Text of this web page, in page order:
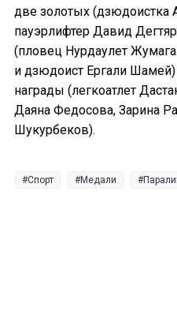
две золотых (дзюдоистка
пауэрлифтер Давид
(пловец Нурдаулет
и дзюдоист Ергали
награды (легкоатлет
Даяна Федосова, Зарина
Шукурбеков).
Спорт Медали